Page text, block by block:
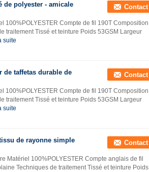
de polyester - amicale
Contact
100%POLYESTER Compte de fil 190T Composition
traitement Tissé et teinture Poids 53GSM Largeur
suite
de taffetas durable de
Contact
100%POLYESTER Compte de fil 190T Composition
traitement Tissé et teinture Poids 53GSM Largeur
suite
de rayonne simple
Contact
Matériel 100%POLYESTER Compte anglais de fil
Techniques de traitement Tissé et teinture Poids